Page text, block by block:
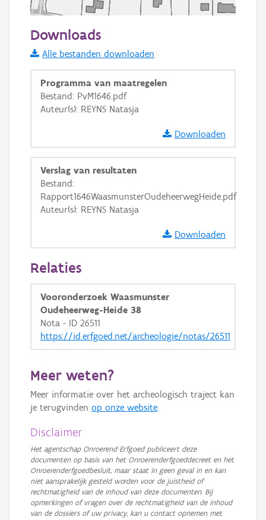
Informatie Vlaanderen
i
+ −
Basis Lagen
Ortho
GRB-Basiskaart
GRB-Basiskaart in grijswaarden
Downloads
Alle bestanden downloaden
Programma van maatregelen
Bestand: PvM1646.pdf
Auteur(s): REYNS Natasja
Downloaden
Verslag van resultaten
Bestand:
Rapport1646WaasmunsterOudeheerwegHeide.pdf
Auteur(s): REYNS Natasja
Downloaden
Relaties
Vooronderzoek Waasmunster
Oudeheerweg-Heide 38
Nota - ID 26511
https://id.erfgoed.net/archeologie/notas/26511
Meer weten?
Meer informatie over het archeologisch traject kan
je terugvinden op onze website.
Disclaimer
Het agentschap Onroerend Erfgoed publiceert deze
documenten op basis van het Onroerenderfgoeddecreet en het
Onroerenderfgoedbesluit, maar staat in geen geval in en kan
niet aansprakelijk gesteld worden voor de juistheid of
rechtmatigheid van de inhoud van deze documenten. Bij
opmerkingen of vragen over de rechtmatigheid van de inhoud
van de dossiers of uw privacy, kan u contact opnemen met